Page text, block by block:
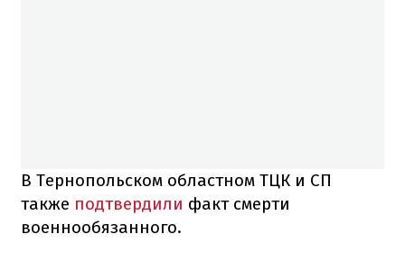
В Тернопольском областном ТЦК и СП
также подтвердили факт смерти
военнообязанного.